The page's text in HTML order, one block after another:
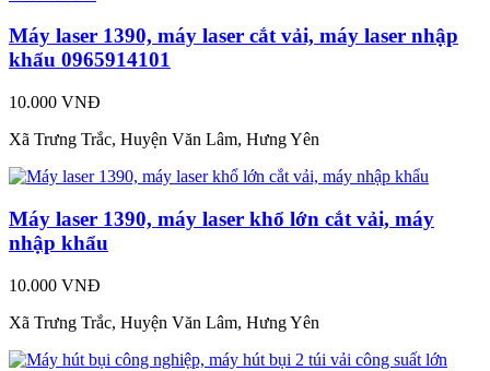
Máy laser 1390, máy laser cắt vải, máy laser nhập
khẩu 0965914101
10.000 VNĐ
Xã Trưng Trắc, Huyện Văn Lâm, Hưng Yên
Máy laser 1390, máy laser khổ lớn cắt vải, máy
nhập khẩu
10.000 VNĐ
Xã Trưng Trắc, Huyện Văn Lâm, Hưng Yên